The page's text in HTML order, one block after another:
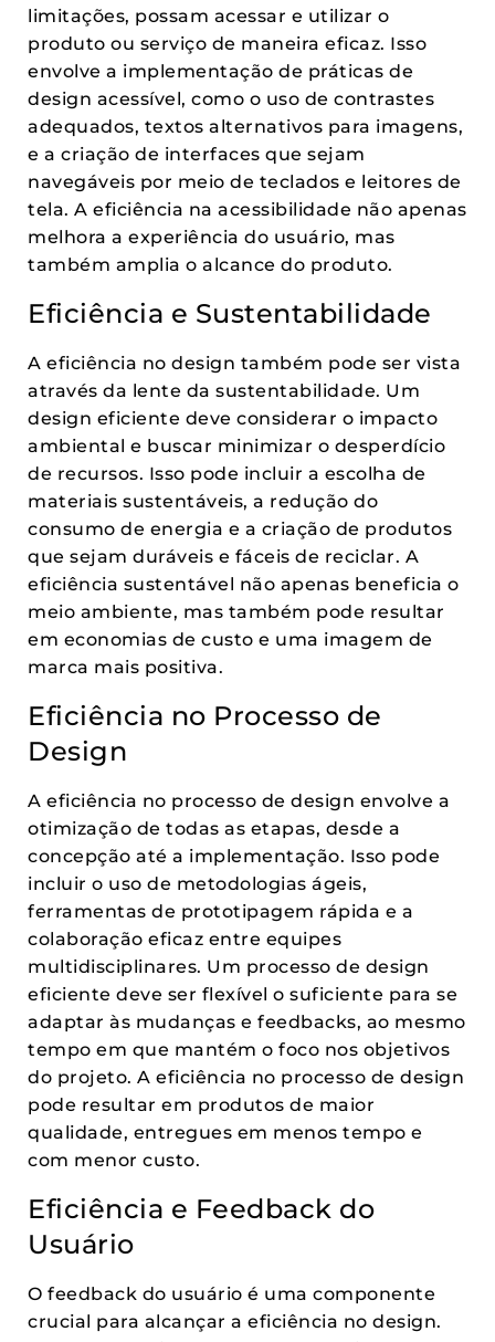
limitações, possam acessar e utilizar o
produto ou serviço de maneira eficaz. Isso
envolve a implementação de práticas de
design acessível, como o uso de contrastes
adequados, textos alternativos para imagens,
e a criação de interfaces que sejam
navegáveis por meio de teclados e leitores de
tela. A eficiência na acessibilidade não apenas
melhora a experiência do usuário, mas
também amplia o alcance do produto.
Eficiência e Sustentabilidade
A eficiência no design também pode ser vista
através da lente da sustentabilidade. Um
design eficiente deve considerar o impacto
ambiental e buscar minimizar o desperdício
de recursos. Isso pode incluir a escolha de
materiais sustentáveis, a redução do
consumo de energia e a criação de produtos
que sejam duráveis e fáceis de reciclar. A
eficiência sustentável não apenas beneficia o
meio ambiente, mas também pode resultar
em economias de custo e uma imagem de
marca mais positiva.
Eficiência no Processo de
Design
A eficiência no processo de design envolve a
otimização de todas as etapas, desde a
concepção até a implementação. Isso pode
incluir o uso de metodologias ágeis,
ferramentas de prototipagem rápida e a
colaboração eficaz entre equipes
multidisciplinares. Um processo de design
eficiente deve ser flexível o suficiente para se
adaptar às mudanças e feedbacks, ao mesmo
tempo em que mantém o foco nos objetivos
do projeto. A eficiência no processo de design
pode resultar em produtos de maior
qualidade, entregues em menos tempo e
com menor custo.
Eficiência e Feedback do
Usuário
O feedback do usuário é uma componente
crucial para alcançar a eficiência no design.